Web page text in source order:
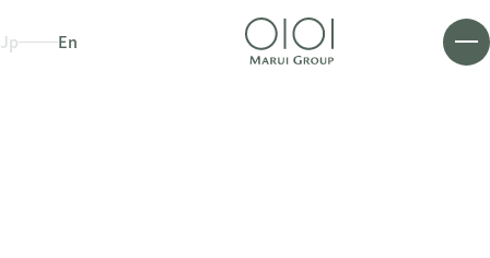
Jp En